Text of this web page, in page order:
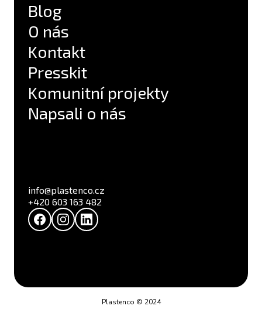
Blog
O nás
Kontakt
Presskit
Komunitní projekty
Napsali o nás
info@plastenco.cz
+420 603 163 482
Plastenco © 2024